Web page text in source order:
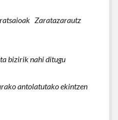
Zaratazarautz
bizirik nahi ditugu
antolatutako ekintzen